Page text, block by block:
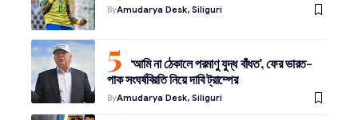
ByAmudarya Desk, Siliguri
‘আমি না ঠেকালে পরমাণু যুদ্ধ বাঁধত’, ফের ভারত-
পাক সংঘর্ষবিরতি নিয়ে দাবি ট্রাম্পের
ByAmudarya Desk, Siliguri